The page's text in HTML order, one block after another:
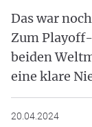
Das war
Zum
beiden
eine klare
20.04.2024